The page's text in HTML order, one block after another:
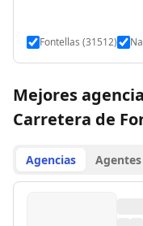
Fontellas (31512)
Mejores
Carretera de
Agencias Agentes